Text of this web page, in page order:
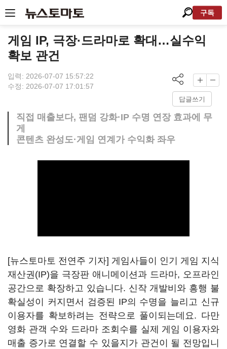
구독
게임 IP, 극장·드라마로 확대…실수익
확보 관건
입력: 2026-07-07 15:57:22
수정: 2026-07-07 17:01:57
답글쓰기
직접 매출보다, 팬덤 강화·IP 수명 연장 효과에 무
게
콘텐츠 완성도·게임 연계가 수익화 좌우
[뉴스토마토 전연주 기자] 게임사들이 인기 게임 지식
재산권(IP)을 극장판 애니메이션과 드라마, 오프라인
공간으로 확장하고 있습니다. 신작 개발비와 흥행 불
확실성이 커지면서 검증된 IP의 수명을 늘리고 신규
이용자를 확보하려는 전략으로 풀이되는데요. 다만
영화 관객 수와 드라마 조회수를 실제 게임 이용자와
매출 증가로 연결할 수 있을지가 관건이 될 전망입니